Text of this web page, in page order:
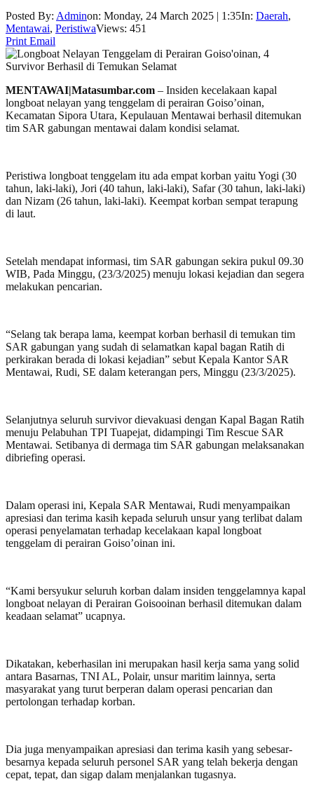
Posted By: Adminon: Monday, 24 March 2025 | 1:35In: Daerah,
Mentawai, PeristiwaViews: 451
Print Email
MENTAWAI|Matasumbar.com – Insiden kecelakaan kapal
longboat nelayan yang tenggelam di perairan Goiso’oinan,
Kecamatan Sipora Utara, Kepulauan Mentawai berhasil ditemukan
tim SAR gabungan mentawai dalam kondisi selamat.
Peristiwa longboat tenggelam itu ada empat korban yaitu Yogi (30
tahun, laki-laki), Jori (40 tahun, laki-laki), Safar (30 tahun, laki-laki)
dan Nizam (26 tahun, laki-laki). Keempat korban sempat terapung
di laut.
Setelah mendapat informasi, tim SAR gabungan sekira pukul 09.30
WIB, Pada Minggu, (23/3/2025) menuju lokasi kejadian dan segera
melakukan pencarian.
“Selang tak berapa lama, keempat korban berhasil di temukan tim
SAR gabungan yang sudah di selamatkan kapal bagan Ratih di
perkirakan berada di lokasi kejadian” sebut Kepala Kantor SAR
Mentawai, Rudi, SE dalam keterangan pers, Minggu (23/3/2025).
Selanjutnya seluruh survivor dievakuasi dengan Kapal Bagan Ratih
menuju Pelabuhan TPI Tuapejat, didampingi Tim Rescue SAR
Mentawai. Setibanya di dermaga tim SAR gabungan melaksanakan
dibriefing operasi.
Dalam operasi ini, Kepala SAR Mentawai, Rudi menyampaikan
apresiasi dan terima kasih kepada seluruh unsur yang terlibat dalam
operasi penyelamatan terhadap kecelakaan kapal longboat
tenggelam di perairan Goiso’oinan ini.
“Kami bersyukur seluruh korban dalam insiden tenggelamnya kapal
longboat nelayan di Perairan Goisooinan berhasil ditemukan dalam
keadaan selamat” ucapnya.
Dikatakan, keberhasilan ini merupakan hasil kerja sama yang solid
antara Basarnas, TNI AL, Polair, unsur maritim lainnya, serta
masyarakat yang turut berperan dalam operasi pencarian dan
pertolongan terhadap korban.
Dia juga menyampaikan apresiasi dan terima kasih yang sebesar-
besarnya kepada seluruh personel SAR yang telah bekerja dengan
cepat, tepat, dan sigap dalam menjalankan tugasnya.